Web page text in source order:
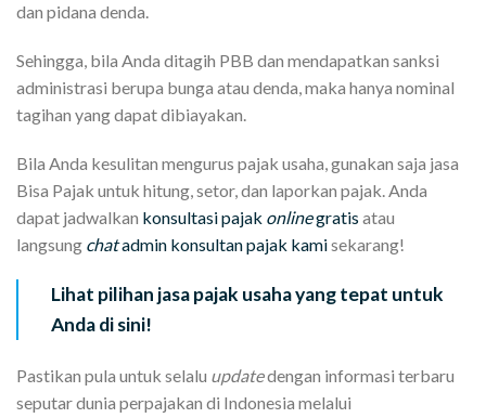
dan pidana denda.
Sehingga, bila Anda ditagih PBB dan mendapatkan sanksi
administrasi berupa bunga atau denda, maka hanya nominal
tagihan yang dapat dibiayakan.
Bila Anda kesulitan mengurus pajak usaha, gunakan saja jasa
Bisa Pajak untuk hitung, setor, dan laporkan pajak. Anda
dapat jadwalkan konsultasi pajak onlinegratis atau
langsung chatadmin konsultan pajak kamisekarang!
Lihat pilihan jasa pajak usaha yang tepat untuk
Anda di sini!
Pastikan pula untuk selalu updatedengan informasi terbaru
seputar dunia perpajakan di Indonesia melalui